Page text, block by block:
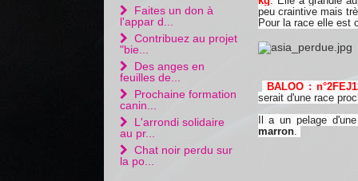
Faites un don à
l'appar d...
Contribuez au projet
"bie...
Des anges en
feuilles de...
Prochaine formation
canin...
L'arrondi solidaire
au pr...
Chat noir perdu sur
la po...
peu craintive mais
Pour la race elle est
BALOO :
serait d'une race
Il a un pelage
marron.